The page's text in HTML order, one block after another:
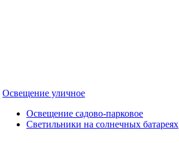
Освещение уличное
Освещение садово-парковое
Светильники на солнечных батареях